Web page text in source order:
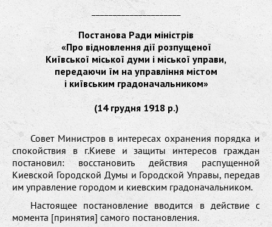
_____________________
Постанова Ради міністрів
«Про відновлення дії розпущеної
Київської міської думи і міської управи,
передаючи їм на управління містом
і київським градоначальником»
(14 грудня 1918 р.)
Совет Министров в интересах охранения порядка и
спокойствия в г.Киеве и защиты интересов граждан
постановил: восстановить действия распущенной
Киевской Городской Думы и Городской Управы, передав
им управление городом и киевским градоначальником.
Настоящее постановление вводится в действие с
момента [принятия] самого постановления.